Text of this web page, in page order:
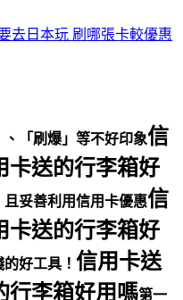
去日本玩 刷哪張卡較優惠
「刷爆」等不好印象信
卡送的行李箱好
妥善利用信用卡優惠信
卡送的行李箱好
好工具！ 信用卡送
行李箱好用嗎第一